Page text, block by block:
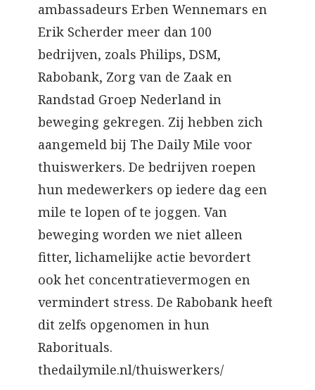
ambassadeurs Erben Wennemars en
Erik Scherder meer dan 100
bedrijven, zoals Philips, DSM,
Rabobank, Zorg van de Zaak en
Randstad Groep Nederland in
beweging gekregen. Zij hebben zich
aangemeld bij The Daily Mile voor
thuiswerkers. De bedrijven roepen
hun medewerkers op iedere dag een
mile te lopen of te joggen. Van
beweging worden we niet alleen
fitter, lichamelijke actie bevordert
ook het concentratievermogen en
vermindert stress. De Rabobank heeft
dit zelfs opgenomen in hun
Raborituals.
thedailymile.nl/thuiswerkers/